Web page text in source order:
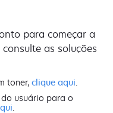
para começar a
as soluções
toner, clique aqui.
usuário para o
.